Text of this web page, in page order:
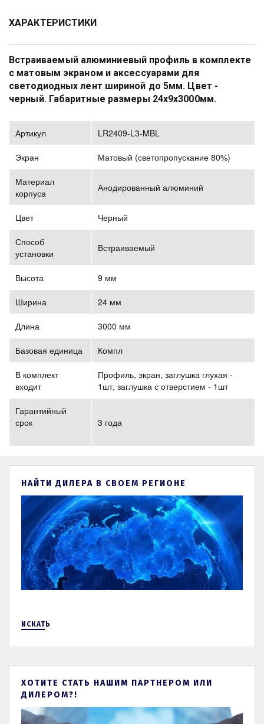
ХАРАКТЕРИСТИКИ
Встраиваемый алюминиевый профиль в комплекте
с матовым экраном и аксессуарами для
светодиодных лент шириной до 5мм. Цвет -
черный. Габаритные размеры 24х9х3000мм.
Артикул LR2409-L3-MBL
Экран Матовый (светопропускание 80%)
Материал
корпуса
Анодированный алюминий
Цвет Черный
Способ
установки
Встраиваемый
Высота 9 мм
Ширина 24 мм
Длина 3000 мм
Базовая единица Компл
В комплект
входит
Профиль, экран, заглушка глухая -
1шт, заглушка с отверстием - 1шт
Гарантийный
срок
3 года
НАЙТИ ДИЛЕРА В СВОЕМ РЕГИОНЕ
ИСКАТЬ
ХОТИТЕ СТАТЬ НАШИМ ПАРТНЕРОМ ИЛИ
ДИЛЕРОМ?!